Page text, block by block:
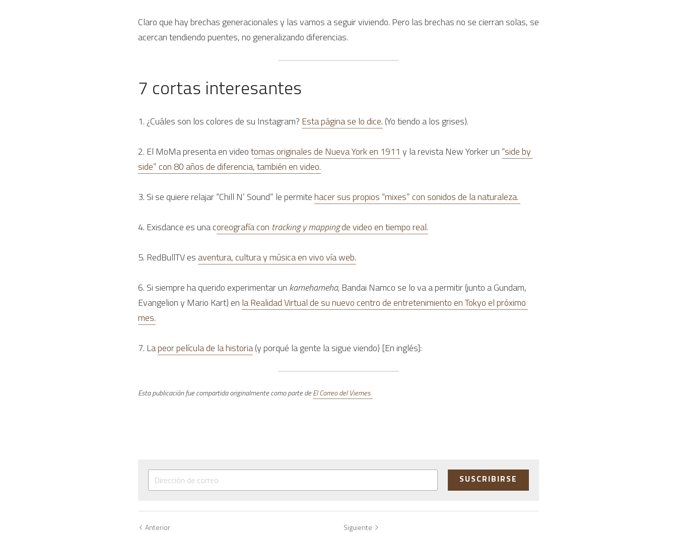
Claro que hay brechas generacionales y las vamos a seguir viviendo. Pero las brechas no se cierran solas, se
acercan tendiendo puentes, no generalizando diferencias.
7 cortas interesantes
1. ¿Cuáles son los colores de su Instagram? Esta página se lo dice. (Yo tiendo a los grises).
2. El MoMa presenta en video tomas originales de Nueva York en 1911 y la revista New Yorker un “side by
side” con 80 años de diferencia, también en video.
3. Si se quiere relajar “Chill N’ Sound” le permite hacer sus propios “mixes” con sonidos de la naturaleza.
4. Exisdance es una coreografía con tracking y mapping de video en tiempo real.
5. RedBullTV es aventura, cultura y música en vivo vía web.
6. Si siempre ha querido experimentar un kamehameha, Bandai Namco se lo va a permitir (junto a Gundam,
Evangelion y Mario Kart) en la Realidad Virtual de su nuevo centro de entretenimiento en Tokyo el próximo
mes.
7. La peor película de la historia (y porqué la gente la sigue viendo) [En inglés]:
Esta publicación fue compartida originalmente como parte de El Correo del Viernes.
SUSCRIBIRSE
Anterior Siguiente